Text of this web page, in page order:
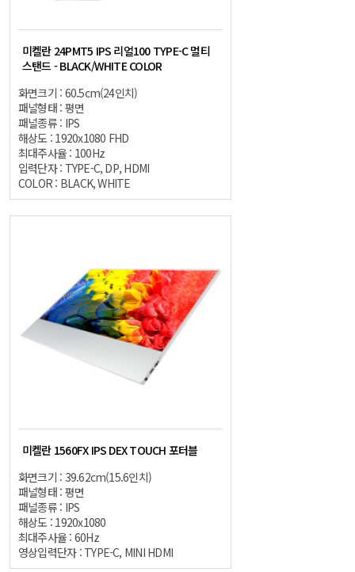
미켈란 24PMT5 IPS 리얼100 TYPE-C 멀티
스탠드 - BLACK/WHITE COLOR
화면크기 : 60.5cm(24인치)
패널형태 : 평면
패널종류 : IPS
해상도 : 1920x1080 FHD
최대주사율 : 100Hz
입력단자 : TYPE-C, DP, HDMI
COLOR : BLACK, WHITE
미켈란 1560FX IPS DEX TOUCH 포터블
화면크기 : 39.62cm(15.6인치)
패널형태 : 평면
패널종류 : IPS
해상도 : 1920x1080
최대주사율 : 60Hz
영상입력단자 : TYPE-C, MINI HDMI